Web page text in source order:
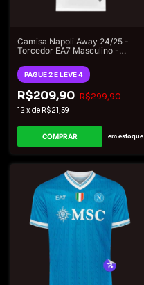
Camisa Napoli Away 24/25 -
Torcedor EA7 Masculino -
PAGUE 2 E LEVE 4
R$209,90 R$299,90
12 x de R$21,59
COMPRAR em estoque